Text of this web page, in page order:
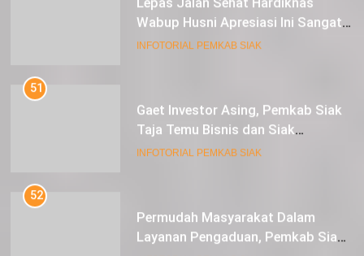
Wabup Husni Apresiasi Ini Sangat
Luar Biasa
INFOTORIAL PEMKAB SIAK
51
Taja Temu Bisnis dan Siak
Expoversary 2024
INFOTORIAL PEMKAB SIAK
52
Layanan Pengaduan, Pemkab Siak
Luncurkan Aplikasi SIP PUAN
INFOTORIAL PEMKAB SIAK